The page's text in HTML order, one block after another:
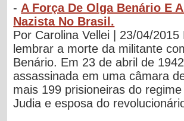
- A Força De Olga Benário E
Nazista No Brasil.
Por Carolina Vellei | 23/04/2015
lembrar a morte da militante
Benário. Em 23 de abril de
assassinada em uma câmara
mais 199 prisioneiras do
Judia e esposa do